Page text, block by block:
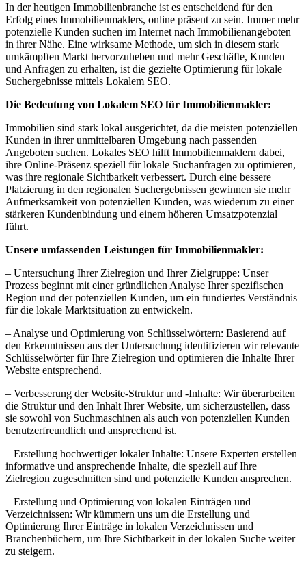
In der heutigen Immobilienbranche ist es entscheidend für den
Erfolg eines Immobilienmaklers, online präsent zu sein. Immer mehr
potenzielle Kunden suchen im Internet nach Immobilienangeboten
in ihrer Nähe. Eine wirksame Methode, um sich in diesem stark
umkämpften Markt hervorzuheben und mehr Geschäfte, Kunden
und Anfragen zu erhalten, ist die gezielte Optimierung für lokale
Suchergebnisse mittels Lokalem SEO.
Die Bedeutung von Lokalem SEO für Immobilienmakler:
Immobilien sind stark lokal ausgerichtet, da die meisten potenziellen
Kunden in ihrer unmittelbaren Umgebung nach passenden
Angeboten suchen. Lokales SEO hilft Immobilienmaklern dabei,
ihre Online-Präsenz speziell für lokale Suchanfragen zu optimieren,
was ihre regionale Sichtbarkeit verbessert. Durch eine bessere
Platzierung in den regionalen Suchergebnissen gewinnen sie mehr
Aufmerksamkeit von potenziellen Kunden, was wiederum zu einer
stärkeren Kundenbindung und einem höheren Umsatzpotenzial
führt.
Unsere umfassenden Leistungen für Immobilienmakler:
– Untersuchung Ihrer Zielregion und Ihrer Zielgruppe: Unser
Prozess beginnt mit einer gründlichen Analyse Ihrer spezifischen
Region und der potenziellen Kunden, um ein fundiertes Verständnis
für die lokale Marktsituation zu entwickeln.
– Analyse und Optimierung von Schlüsselwörtern: Basierend auf
den Erkenntnissen aus der Untersuchung identifizieren wir relevante
Schlüsselwörter für Ihre Zielregion und optimieren die Inhalte Ihrer
Website entsprechend.
– Verbesserung der Website-Struktur und -Inhalte: Wir überarbeiten
die Struktur und den Inhalt Ihrer Website, um sicherzustellen, dass
sie sowohl von Suchmaschinen als auch von potenziellen Kunden
benutzerfreundlich und ansprechend ist.
– Erstellung hochwertiger lokaler Inhalte: Unsere Experten erstellen
informative und ansprechende Inhalte, die speziell auf Ihre
Zielregion zugeschnitten sind und potenzielle Kunden ansprechen.
– Erstellung und Optimierung von lokalen Einträgen und
Verzeichnissen: Wir kümmern uns um die Erstellung und
Optimierung Ihrer Einträge in lokalen Verzeichnissen und
Branchenbüchern, um Ihre Sichtbarkeit in der lokalen Suche weiter
zu steigern.